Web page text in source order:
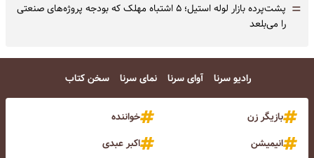
=
پشت‌پرده بازار لوله استیل؛ ۵ اشتباه مهلک که بودجه پروژه‌های صنعتی
را می‌بلعد
رادیو سرنا آوای سرنا نمای سرنا سخن کتاب
بازیگر زن
خواننده
انیمیشن
اکبر عبدی